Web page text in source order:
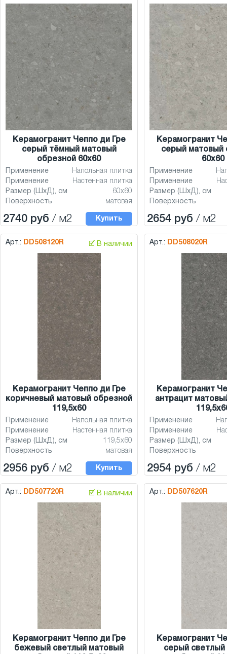
Керамогранит Чеппо ди Гре
серый тёмный матовый
обрезной 60x60
Применение
Напольная плитка
Применение
Настенная плитка
Размер (ШхД), см
60x60
Поверхность
матовая
2740 руб / м2 Купить
Керамогранит
серый матовый
60x60
Применение
Применение
Размер (ШхД), см
Поверхность
2654 руб / м2
Арт.: DD508120R 🗹 В наличии
Керамогранит Чеппо ди Гре
коричневый матовый обрезной
119,5x60
Применение
Напольная плитка
Применение
Настенная плитка
Размер (ШхД), см
119,5x60
Поверхность
матовая
2956 руб / м2 Купить
Арт.: DD508020R
Керамогранит
антрацит
Применение
Применение
Размер (ШхД), см
Поверхность
2954 руб / м2
Арт.: DD507720R 🗹 В наличии
Керамогранит Чеппо ди Гре
бежевый светлый матовый
Арт.: DD507620R
Керамогранит
серый